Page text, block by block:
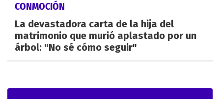
CONMOCIÓN
La devastadora carta de la hija del
matrimonio que murió aplastado por un
árbol: "No sé cómo seguir"